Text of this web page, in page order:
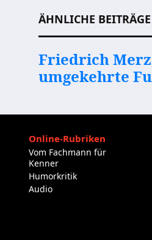
ÄHNLICHE BEITRÄGE
Friedrich
umgekehrte
Online-Rubriken
Vom Fachmann für
Kenner
Humorkritik
Audio